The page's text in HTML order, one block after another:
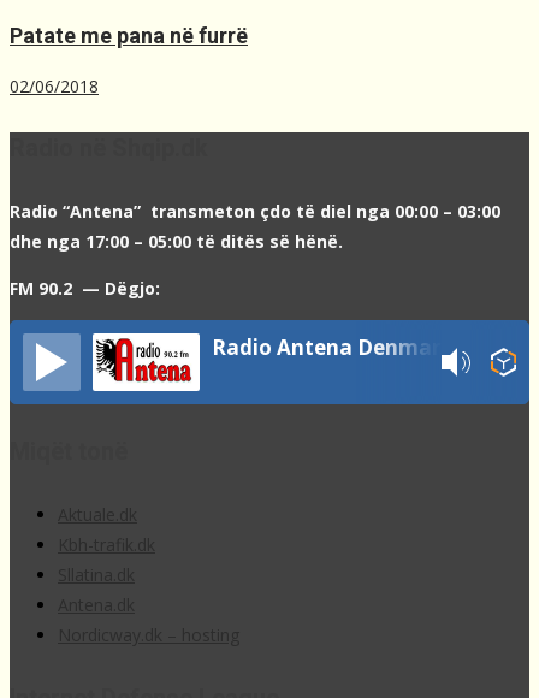
Patate me pana në furrë
02/06/2018
Radio “Antena” transmeton çdo të diel nga 00:00 – 03:00
dhe nga 17:00 – 05:00 të ditës së hënë.
FM 90.2 — Dëgjo:
Radio Antena Denmark